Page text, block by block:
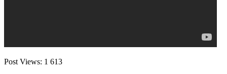
Post Views: 1 613